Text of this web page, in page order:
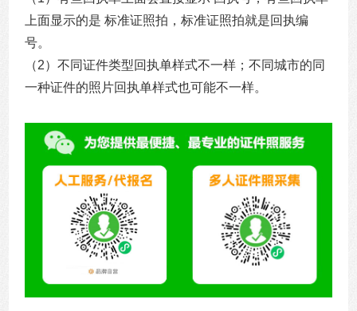
上面显示的是 标准证照拍，标准证照拍就是回执编
号。
（2）不同证件类型回执单样式不一样；不同城市的同
一种证件的照片回执单样式也可能不一样。